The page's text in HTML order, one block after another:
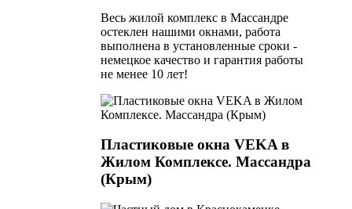
Весь жилой комплекс в Массандре
остеклен нашими окнами, работа
выполнена в установленные сроки -
немецкое качество и гарантия работы
не менее 10 лет!
Пластиковые окна VEKA в
Жилом Комплексе. Массандра
(Крым)